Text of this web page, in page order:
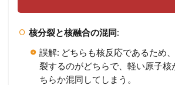
核分裂と核融合の混同:
誤解: どちらも核反応であるため
裂するのがどちらで、軽い原子核
ちらか混同してしまう。